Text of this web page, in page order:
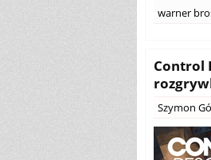
warner
Control
Szymon